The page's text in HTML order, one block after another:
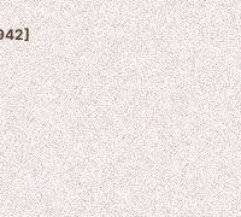
]